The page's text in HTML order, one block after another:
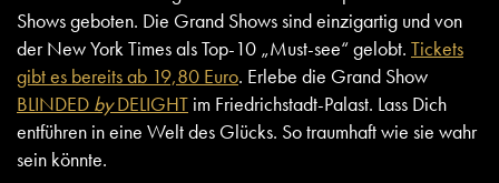
Shows geboten. Die Grand Shows sind einzigartig und von
der New York Times als Top-10 „Must-see“ gelobt. Tickets
gibt es bereits ab 19,80 Euro. Erlebe die Grand Show
BLINDED byDELIGHT im Friedrichstadt-Palast. Lass Dich
entführen in eine Welt des Glücks. So traumhaft wie sie wahr
sein könnte.